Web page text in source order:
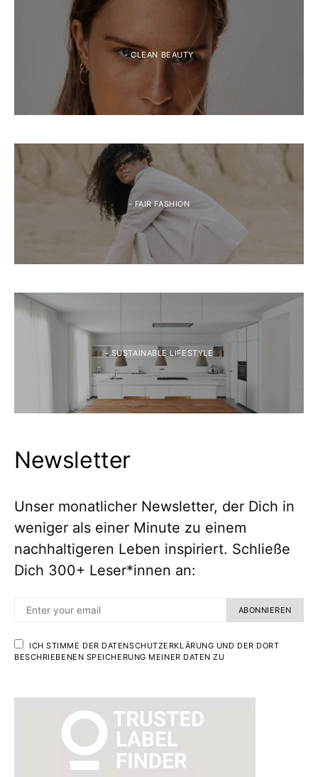
- CLEAN BEAUTY
- FAIR FASHION
- SUSTAINABLE LIFESTYLE
Newsletter
Unser monatlicher Newsletter, der Dich in
weniger als einer Minute zu einem
nachhaltigeren Leben inspiriert. Schließe
Dich 300+ Leser*innen an:
ABONNIEREN
ICH STIMME DER DATENSCHUTZERKLÄRUNG UND DER DORT
BESCHRIEBENEN SPEICHERUNG MEINER DATEN ZU